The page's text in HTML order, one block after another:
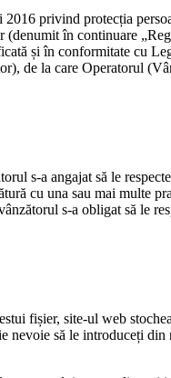
privind protecția
(denumit în continuare
și în conformitate cu
de la care Operatorul
s-a angajat să le
cu una sau mai multe
s-a obligat să le
fișier, site-ul web
nevoie să le introduceți din